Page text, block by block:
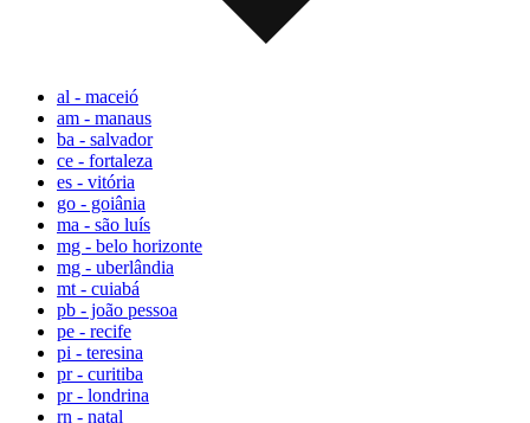
al - maceió
am - manaus
ba - salvador
ce - fortaleza
es - vitória
go - goiânia
ma - são luís
mg - belo horizonte
mg - uberlândia
mt - cuiabá
pb - joão pessoa
pe - recife
pi - teresina
pr - curitiba
pr - londrina
rn - natal